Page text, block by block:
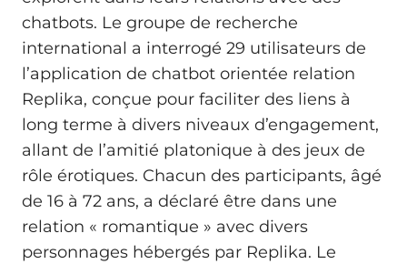
chatbots. Le groupe de recherche
international a interrogé 29 utilisateurs de
l’application de chatbot orientée relation
Replika, conçue pour faciliter des liens à
long terme à divers niveaux d’engagement,
allant de l’amitié platonique à des jeux de
rôle érotiques. Chacun des participants, âgé
de 16 à 72 ans, a déclaré être dans une
relation « romantique » avec divers
personnages hébergés par Replika. Le